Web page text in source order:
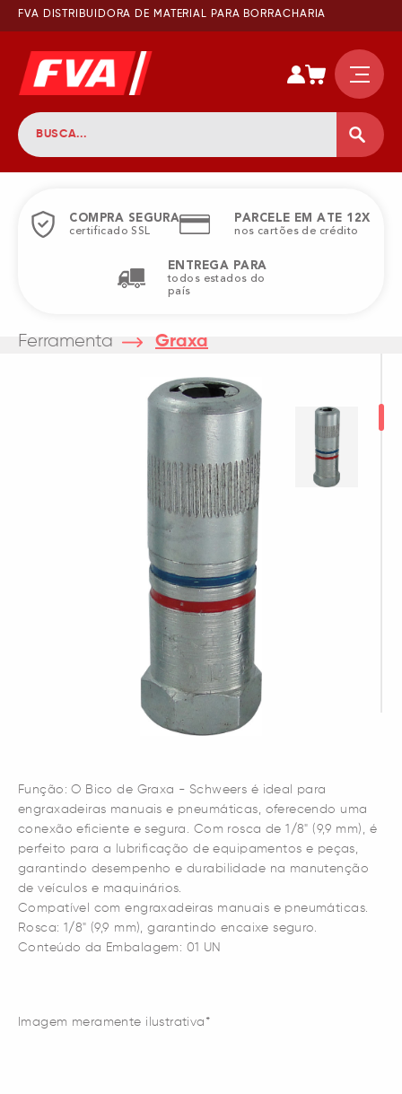
FVA DISTRIBUIDORA DE MATERIAL PARA BORRACHARIA
COMPRA SEGURA
certificado SSL
PARCELE EM ATE 12X
nos cartões de crédito
ENTREGA PARA
todos estados do
país
Ferramenta Graxa
Função: O Bico de Graxa - Schweers é ideal para
engraxadeiras manuais e pneumáticas, oferecendo uma
conexão eficiente e segura. Com rosca de 1/8" (9,9 mm), é
perfeito para a lubrificação de equipamentos e peças,
garantindo desempenho e durabilidade na manutenção
de veículos e maquinários.
Compatível com engraxadeiras manuais e pneumáticas.
Rosca: 1/8" (9,9 mm), garantindo encaixe seguro.
Conteúdo da Embalagem: 01 UN
Imagem meramente ilustrativa*